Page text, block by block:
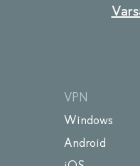
VPN
Windows
Android